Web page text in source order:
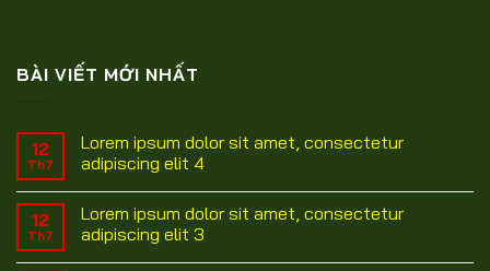
BÀI VIẾT MỚI NHẤT
12
Th7
Lorem ipsum dolor sit amet, consectetur
adipiscing elit 4
12
Th7
Lorem ipsum dolor sit amet, consectetur
adipiscing elit 3